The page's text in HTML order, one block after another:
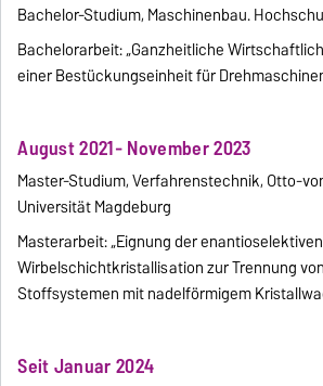
Bachelor-Studium, Maschinenbau.
Bachelorarbeit: „Ganzheitliche
einer Bestückungseinheit für
August 2021- November 2023
Master-Studium, Verfahrenstechnik, Otto-
Universität Magdeburg
Masterarbeit: „Eignung der enantioselektiven
Wirbelschichtkristallisation zur Trennung
Stoffsystemen mit nadelförmigem
Seit Januar 2024